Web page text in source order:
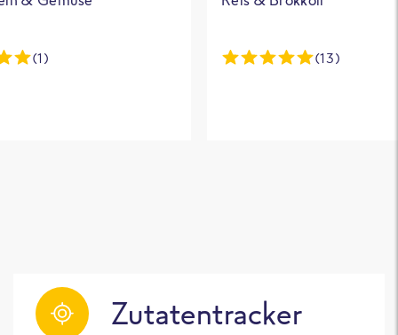
(1) (13)
Zutatentracker